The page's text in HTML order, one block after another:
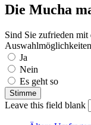
Die Mucha
Sind Sie zufrieden
Auswahlmöglichkeiten
Ja
Nein
Es geht so
Leave this field blank